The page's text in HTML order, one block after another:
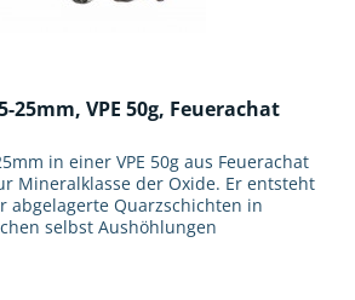
25mm, VPE 50g, Feuerachat
in einer VPE 50g aus Feuerachat
Mineralklasse der Oxide. Er entsteht
abgelagerte Quarzschichten in
selbst Aushöhlungen